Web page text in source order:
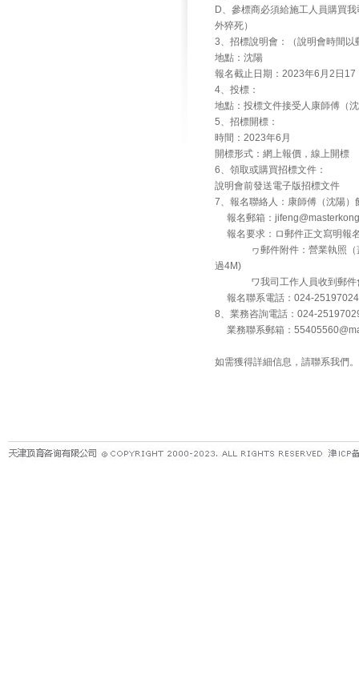
D、參標商必須給施工人員購買
外猝死）
3、招標說明會：（說明會時間以
地點：沈陽
報名截止日期：2023年6月2日17
4、投標：
地點：投標文件接受人康師傅（
5、招標開標：
時間：2023年6月
開標形式：網上報價，線上開標
6、領取或購買招標文件：
說明會前發送電子版招標文件
7、報名聯絡人：康師傅（沈陽）
報名郵箱：
報名要求：ロ郵件正文寫明報
ヮ郵件附件：營業執照（蓋公
過4M)
ワ我司工作人員收到郵件會
報名聯系電話：024-25197024
8、業務咨詢電話：024-
業務聯系郵箱：
如需獲得詳細信息，請聯系我們。